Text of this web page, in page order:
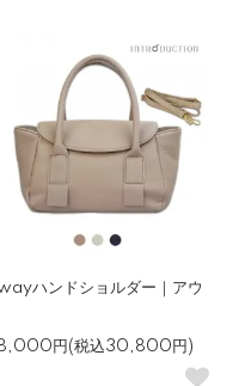
ハンドショルダー｜アウ
円(税込30,800円)